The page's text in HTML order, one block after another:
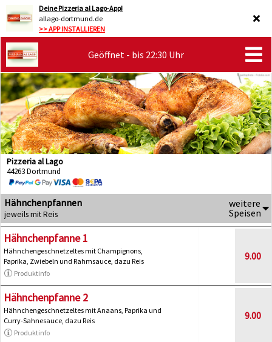
Deine Pizzeria al Lago-App!
allago-dortmund.de
>> APP INSTALLIEREN
Geöffnet - bis 22:30 Uhr
Pizzeria al Lago
44263 Dortmund
Hähnchenpfannen
jeweils mit Reis
weitere
Speisen
Hähnchenpfanne 1
Hähnchengeschnetzeltes mit Champignons,
Paprika, Zwiebeln und Rahmsauce, dazu Reis
Produktinfo
9.00
Hähnchenpfanne 2
Hähnchengeschnetzeltes mit Anaans, Paprika und
Curry-Sahnesauce, dazu Reis
Produktinfo
9.00